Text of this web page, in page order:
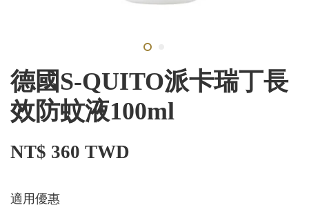
德國S-QUITO派卡瑞丁長
效防蚊液100ml
NT$ 360 TWD
適用優惠